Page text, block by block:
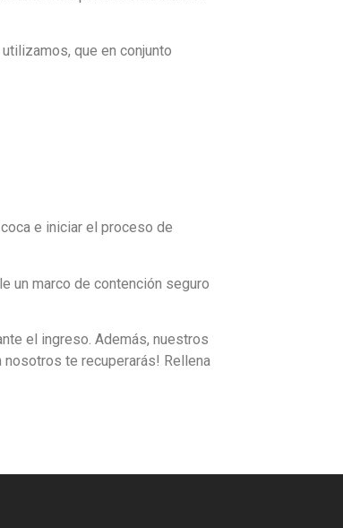
que en conjunto
e iniciar el proceso de
un marco de contención seguro
el ingreso. Además, nuestros
te recuperarás! Rellena